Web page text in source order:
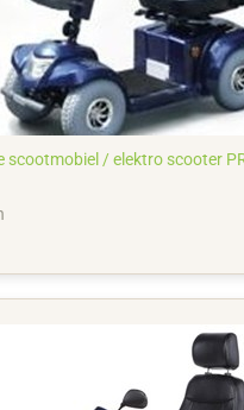
scootmobiel / elektro scooter